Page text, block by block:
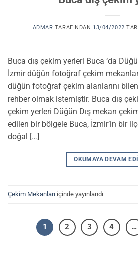
ADMAR TARAFINDAN 13/04/2022
Buca dış çekim yerleri Buca ‘da
İzmir düğün fotoğraf çekim
düğün fotoğraf çekim alanlarını
rehber olmak istemiştir. Buca dış
çekim yerleri Düğün Dış mekan
edilen bir bölgele Buca, İzmir’in bir
doğal […]
OKUMAYA DEVAM
Çekim Mekanları içinde yayınlandı
1 2 3 4 …